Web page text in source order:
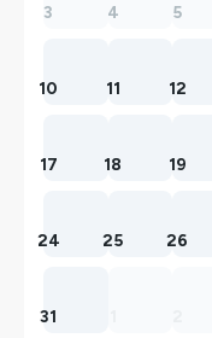
3 4 5
10 11 12
17 18 19
24 25 26
31